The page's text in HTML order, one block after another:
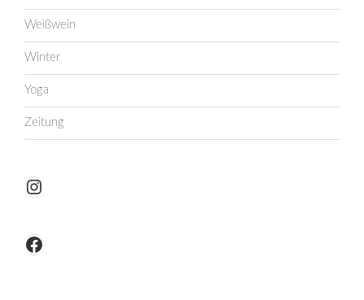
Weißwein
Winter
Yoga
Zeitung
Instagram
Facebook